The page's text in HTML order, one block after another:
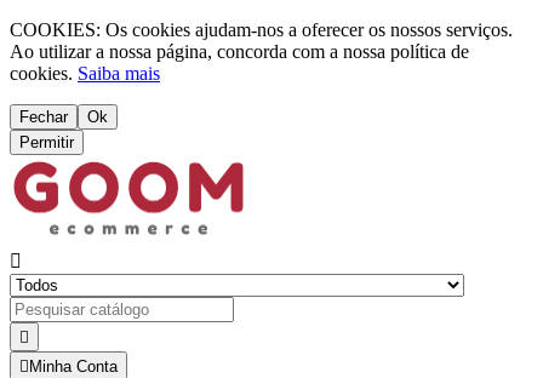
COOKIES: Os cookies ajudam-nos a oferecer os nossos serviços.
Ao utilizar a nossa página, concorda com a nossa política de
cookies. Saiba mais
Fechar
Ok
Permitir


 Minha Conta